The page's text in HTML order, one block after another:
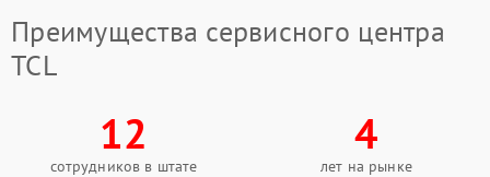
Преимущества сервисного центра
TCL
12
сотрудников в штате
4
лет на рынке